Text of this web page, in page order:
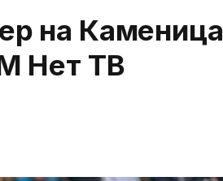
на Каменица
Нет ТВ